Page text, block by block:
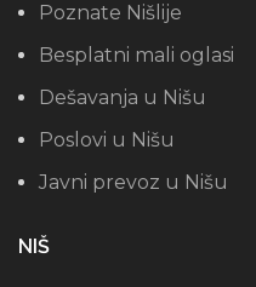
Poznate Nišlije
Besplatni mali oglasi
Dešavanja u Nišu
Poslovi u Nišu
Javni prevoz u Nišu
NIŠ